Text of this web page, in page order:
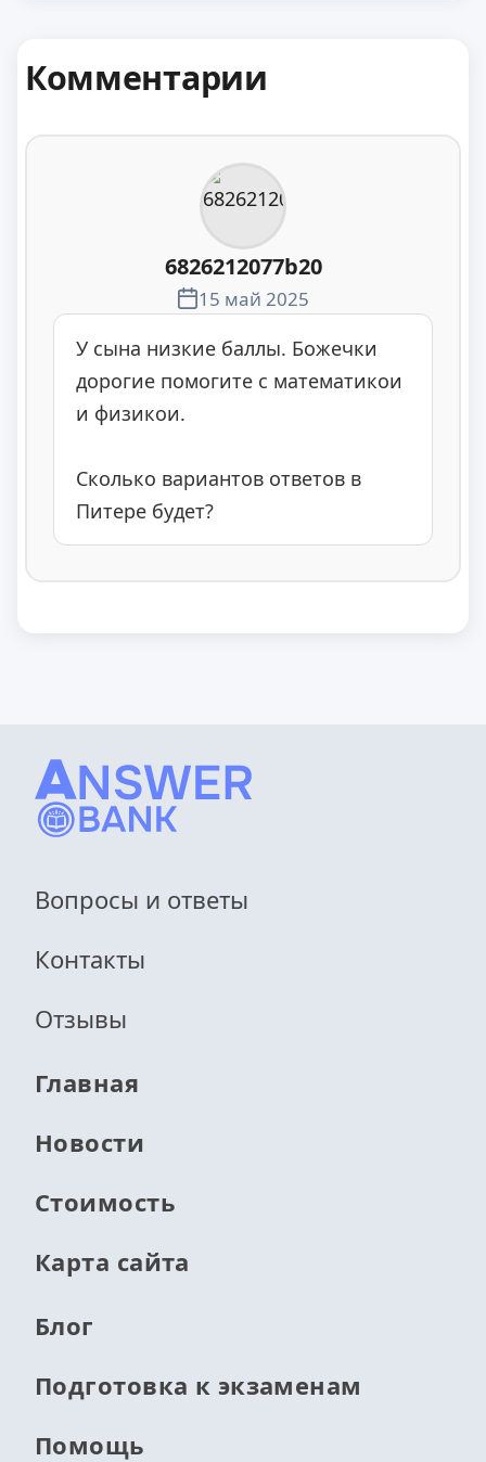
Комментарии
6826212077b20
15 май 2025
У сына низкие баллы. Божечки
дорогие помогите с математикои
и физикои.
Сколько вариантов ответов в
Питере будет?
Вопросы и ответы
Контакты
Отзывы
Главная
Новости
Стоимость
Карта сайта
Блог
Подготовка к экзаменам
Помощь